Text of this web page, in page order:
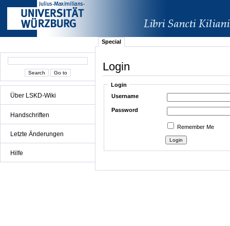
Über LSKD-Wiki
Handschriften
Letzte Änderungen
Hilfe
Special
Login
Login
Username
Password
Remember Me